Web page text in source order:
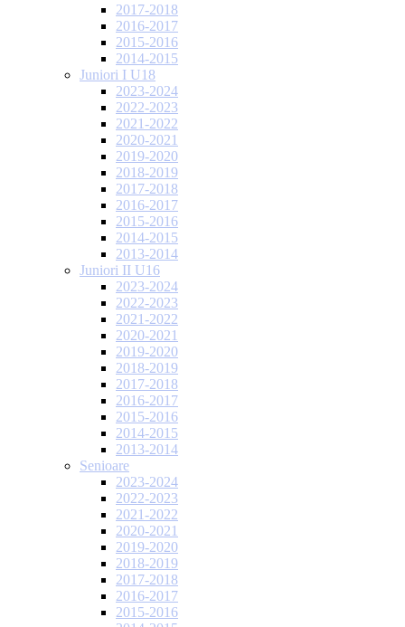
2017-2018
2016-2017
2015-2016
2014-2015
Juniori I U18
2023-2024
2022-2023
2021-2022
2020-2021
2019-2020
2018-2019
2017-2018
2016-2017
2015-2016
2014-2015
2013-2014
Juniori II U16
2023-2024
2022-2023
2021-2022
2020-2021
2019-2020
2018-2019
2017-2018
2016-2017
2015-2016
2014-2015
2013-2014
Senioare
2023-2024
2022-2023
2021-2022
2020-2021
2019-2020
2018-2019
2017-2018
2016-2017
2015-2016